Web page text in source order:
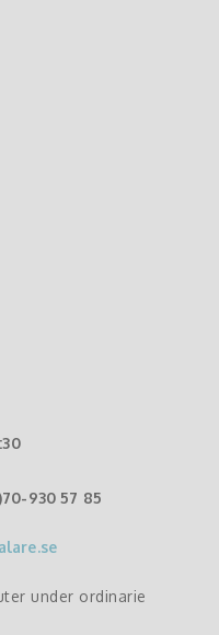
930 57 85
under ordinarie